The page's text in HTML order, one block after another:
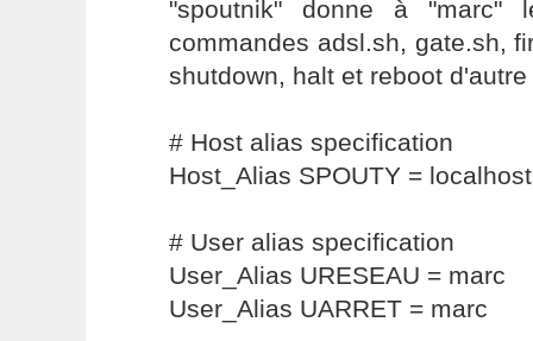
"spoutnik" donne à "marc"
commandes adsl.sh, gate.sh,
shutdown, halt et reboot d'autre
# Host alias specification
Host_Alias SPOUTY =
# User alias specification
User_Alias URESEAU = marc
User_Alias UARRET = marc